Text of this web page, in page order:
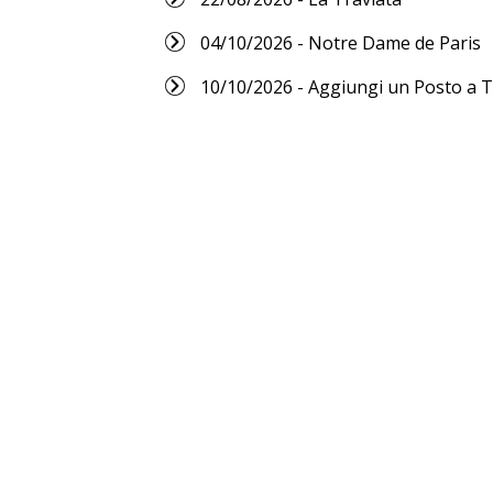
04/10/2026 - Notre Dame de Paris
10/10/2026 - Aggiungi un Posto a